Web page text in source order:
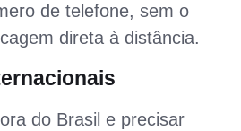
de telefone, sem o
direta à distância.
do Brasil e precisar